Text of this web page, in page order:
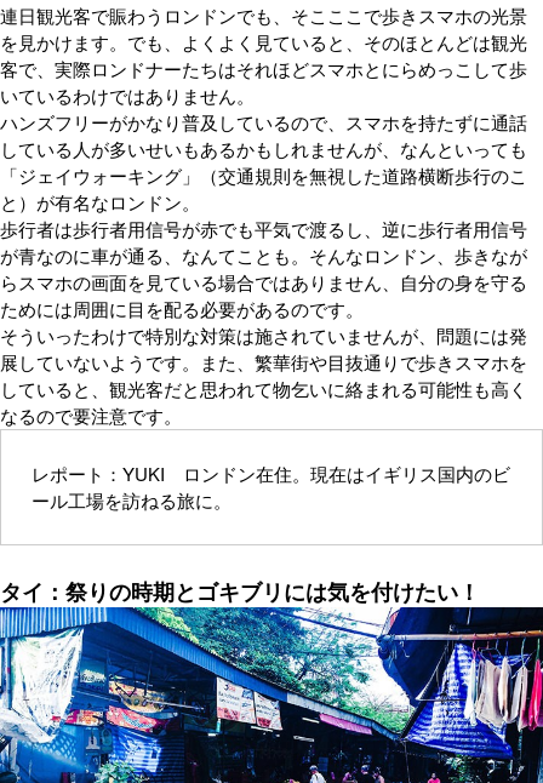
連日観光客で賑わうロンドンでも、そこここで歩きスマホの光景
を見かけます。でも、よくよく見ていると、そのほとんどは観光
客で、実際ロンドナーたちはそれほどスマホとにらめっこして歩
いているわけではありません。
ハンズフリーがかなり普及しているので、スマホを持たずに通話
している人が多いせいもあるかもしれませんが、なんといっても
「ジェイウォーキング」（交通規則を無視した道路横断歩行のこ
と）が有名なロンドン。
歩行者は歩行者用信号が赤でも平気で渡るし、逆に歩行者用信号
が青なのに車が通る、なんてことも。そんなロンドン、歩きなが
らスマホの画面を見ている場合ではありません、自分の身を守る
ためには周囲に目を配る必要があるのです。
そういったわけで特別な対策は施されていませんが、問題には発
展していないようです。また、繁華街や目抜通りで歩きスマホを
していると、観光客だと思われて物乞いに絡まれる可能性も高く
なるので要注意です。
レポート：YUKI ロンドン在住。現在はイギリス国内のビ
ール工場を訪ねる旅に。
タイ：祭りの時期とゴキブリには気を付けたい！